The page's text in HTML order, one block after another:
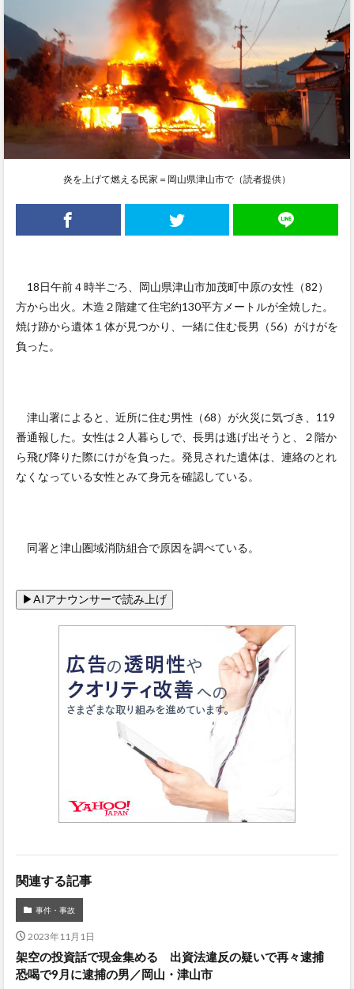
炎を上げて燃える民家＝岡山県津山市で（読者提供）
18日午前４時半ごろ、岡山県津山市加茂町中原の女性（82）
方から出火。木造２階建て住宅約130平方メートルが全焼した。
焼け跡から遺体１体が見つかり、一緒に住む長男（56）がけがを
負った。
津山署によると、近所に住む男性（68）が火災に気づき、119
番通報した。女性は２人暮らしで、長男は逃げ出そうと、２階か
ら飛び降りた際にけがを負った。発見された遺体は、連絡のとれ
なくなっている女性とみて身元を確認している。
同署と津山圏域消防組合で原因を調べている。
関連する記事
事件・事故
2023年11月1日
架空の投資話で現金集める 出資法違反の疑いで再々逮捕
恐喝で9月に逮捕の男／岡山・津山市